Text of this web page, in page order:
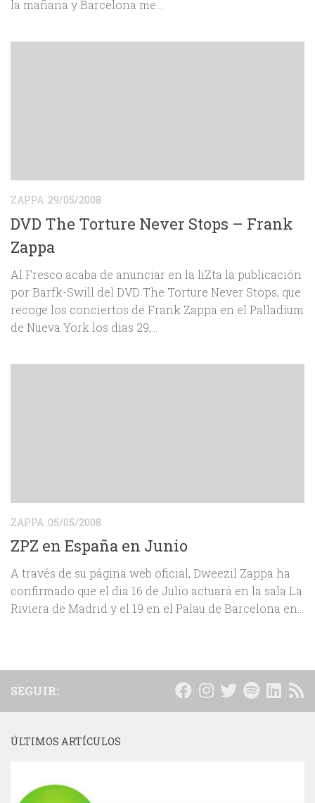
la mañana y Barcelona me...
ZAPPA 29/05/2008
DVD The Torture Never Stops – Frank
Zappa
Al Fresco acaba de anunciar en la liZta la publicación
por Barfk-Swill del DVD The Torture Never Stops, que
recoge los conciertos de Frank Zappa en el Palladium
de Nueva York los dias 29,...
ZAPPA 05/05/2008
ZPZ en España en Junio
A través de su página web oficial, Dweezil Zappa ha
confirmado que el dia 16 de Julio actuará en la sala La
Riviera de Madrid y el 19 en el Palau de Barcelona en...
SEGUIR:
ÚLTIMOS ARTÍCULOS